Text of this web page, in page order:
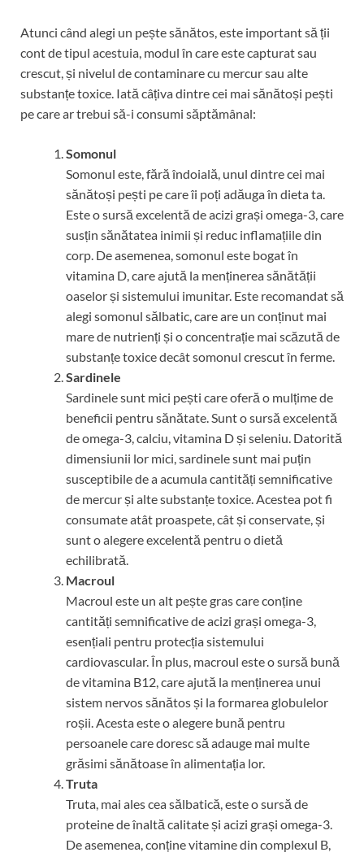
Atunci când alegi un pește sănătos, este important să ții
cont de tipul acestuia, modul în care este capturat sau
crescut, și nivelul de contaminare cu mercur sau alte
substanțe toxice. Iată câțiva dintre cei mai sănătoși pești
pe care ar trebui să-i consumi săptămânal:
Somonul
Somonul este, fără îndoială, unul dintre cei mai
sănătoși pești pe care îi poți adăuga în dieta ta.
Este o sursă excelentă de acizi grași omega-3, care
susțin sănătatea inimii și reduc inflamațiile din
corp. De asemenea, somonul este bogat în
vitamina D, care ajută la menținerea sănătății
oaselor și sistemului imunitar. Este recomandat să
alegi somonul sălbatic, care are un conținut mai
mare de nutrienți și o concentrație mai scăzută de
substanțe toxice decât somonul crescut în ferme.
Sardinele
Sardinele sunt mici pești care oferă o mulțime de
beneficii pentru sănătate. Sunt o sursă excelentă
de omega-3, calciu, vitamina D și seleniu. Datorită
dimensiunii lor mici, sardinele sunt mai puțin
susceptibile de a acumula cantități semnificative
de mercur și alte substanțe toxice. Acestea pot fi
consumate atât proaspete, cât și conservate, și
sunt o alegere excelentă pentru o dietă
echilibrată.
Macroul
Macroul este un alt pește gras care conține
cantități semnificative de acizi grași omega-3,
esențiali pentru protecția sistemului
cardiovascular. În plus, macroul este o sursă bună
de vitamina B12, care ajută la menținerea unui
sistem nervos sănătos și la formarea globulelor
roșii. Acesta este o alegere bună pentru
persoanele care doresc să adauge mai multe
grăsimi sănătoase în alimentația lor.
Truta
Truta, mai ales cea sălbatică, este o sursă de
proteine de înaltă calitate și acizi grași omega-3.
De asemenea, conține vitamine din complexul B,